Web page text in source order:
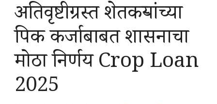
अतिवृष्टीग्रस्त शेतकऱ्यांच्या
पिक कर्जाबाबत शासनाचा
मोठा निर्णय Crop Loan
2025